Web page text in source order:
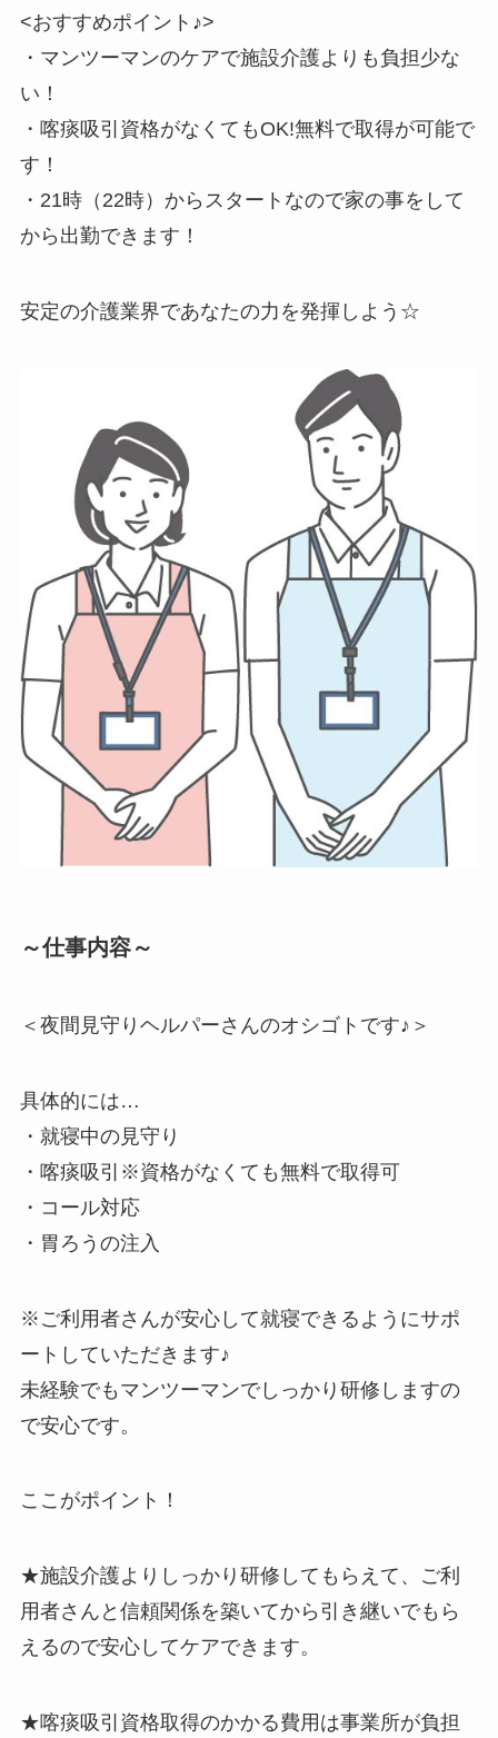
<おすすめポイント♪>
・マンツーマンのケアで施設介護よりも負担少な
い！
・喀痰吸引資格がなくてもOK!無料で取得が可能で
す！
・21時（22時）からスタートなので家の事をして
から出勤できます！
安定の介護業界であなたの力を発揮しよう☆
～仕事内容～
＜夜間見守りヘルパーさんのオシゴトです♪＞
具体的には…
・就寝中の見守り
・喀痰吸引※資格がなくても無料で取得可
・コール対応
・胃ろうの注入
※ご利用者さんが安心して就寝できるようにサポ
ートしていただきます♪
未経験でもマンツーマンでしっかり研修しますの
で安心です。
ここがポイント！
★施設介護よりしっかり研修してもらえて、ご利
用者さんと信頼関係を築いてから引き継いでもら
えるので安心してケアできます。
★喀痰吸引資格取得のかかる費用は事業所が負担